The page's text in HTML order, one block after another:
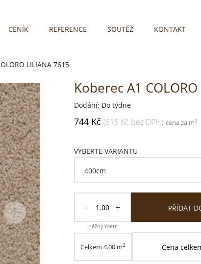
CENÍK REFERENCE SOUTĚŽ KONTAKT
LILIANA 7615
Koberec A1
Dodání: Do týdne
744 Kč (615 Kč bez DPH) cena za m2
VYBERTE VARIANTU
- +
běžný metr
PŘÍDAT
Celkem 4.00m2 Cena